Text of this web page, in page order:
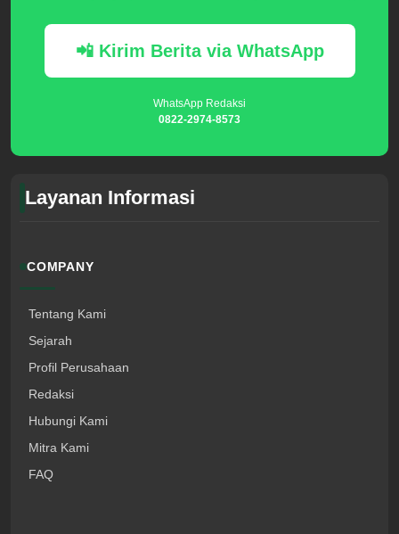
📲 Kirim Berita via WhatsApp
WhatsApp Redaksi
0822-2974-8573
Layanan Informasi
COMPANY
Tentang Kami
Sejarah
Profil Perusahaan
Redaksi
Hubungi Kami
Mitra Kami
FAQ